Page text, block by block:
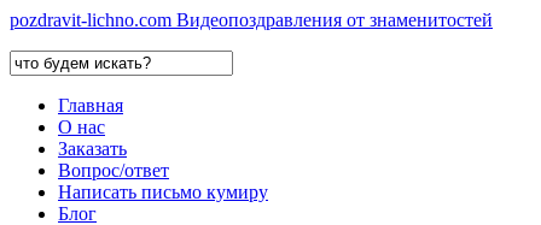
pozdravit-lichno.com Видеопоздравления от знаменитостей
Главная
О нас
Заказать
Вопрос/ответ
Написать письмо кумиру
Блог